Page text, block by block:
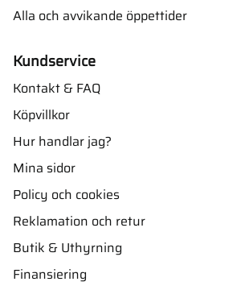
Alla och avvikande öppettider
Kundservice
Kontakt & FAQ
Köpvillkor
Hur handlar jag?
Mina sidor
Policy och cookies
Reklamation och retur
Butik & Uthyrning
Finansiering